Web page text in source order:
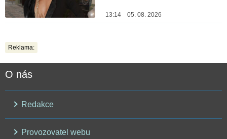
13:14 05. 08. 2026
Reklama:
O nás
Redakce
Provozovatel webu